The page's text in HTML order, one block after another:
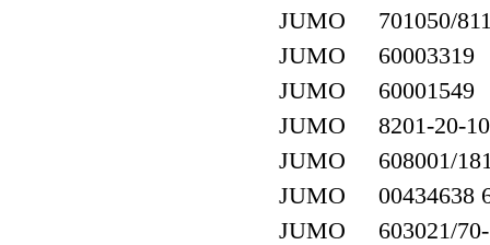
JUMO 701050/
JUMO 60003319
JUMO 60001549
JUMO 8201-20-10
JUMO 608001/
JUMO 00434638
JUMO 603021/70-